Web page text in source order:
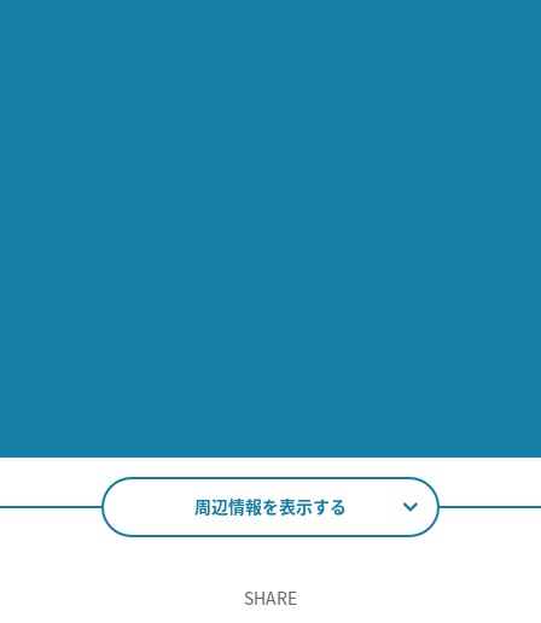
周辺情報を表示する
SHARE